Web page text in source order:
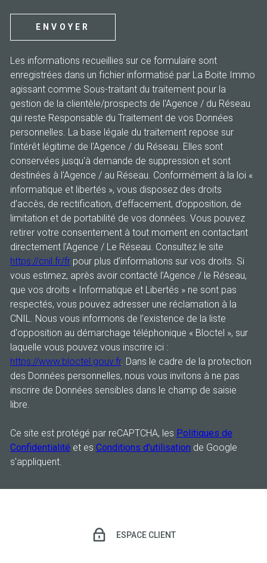
ENVOYER
Les informations recueillies sur ce formulaire sont
enregistrées dans un fichier informatisé par La Boite Immo
agissant comme Sous-traitant du traitement pour la
gestion de la clientèle/prospects de l'Agence / du Réseau
qui reste Responsable du Traitement de vos Données
personnelles. La base légale du traitement repose sur
l'intérêt légitime de l'Agence / du Réseau. Elles sont
conservées jusqu'à demande de suppression et sont
destinées à l'Agence / au Réseau. Conformément à la loi «
informatique et libertés », vous disposez des droits
d’accès, de rectification, d’effacement, d’opposition, de
limitation et de portabilité de vos données. Vous pouvez
retirer votre consentement à tout moment en contactant
directement l’Agence / Le Réseau. Consultez le site
https://cnil.fr/fr pour plus d’informations sur vos droits. Si
vous estimez, après avoir contacté l'Agence / le Réseau,
que vos droits « Informatique et Libertés » ne sont pas
respectés, vous pouvez adresser une réclamation à la
CNIL. Nous vous informons de l’existence de la liste
d'opposition au démarchage téléphonique « Bloctel », sur
laquelle vous pouvez vous inscrire ici :
https://www.bloctel.gouv.fr. Dans le cadre de la protection
des Données personnelles, nous vous invitons à ne pas
inscrire de Données sensibles dans le champ de saisie
libre.
Ce site est protégé par reCAPTCHA, les Politiques de
Confidentialité et es Conditions d'utilisation de Google
s'appliquent.
ESPACE CLIENT